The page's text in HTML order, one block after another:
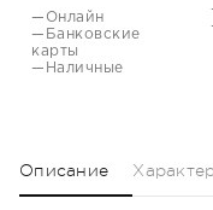
—Онлайн
—Банковские
карты
—Наличные
Описание